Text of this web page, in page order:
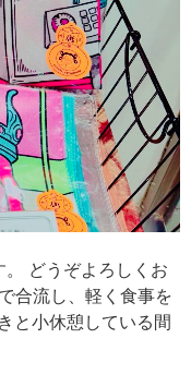
どうぞよろしくお
合流し、軽く食事を
と小休憩している間